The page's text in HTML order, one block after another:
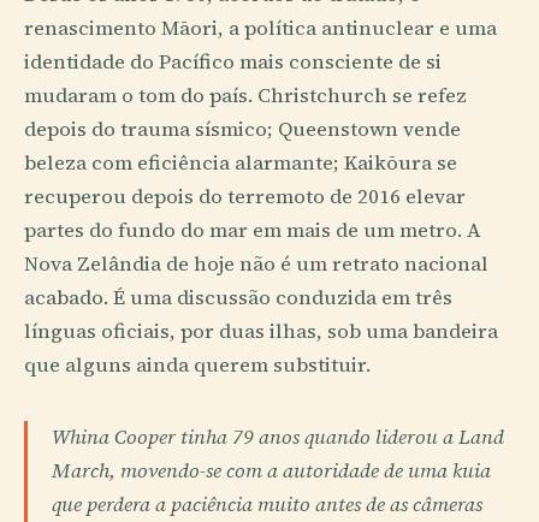
renascimento Māori, a política antinuclear e uma
identidade do Pacífico mais consciente de si
mudaram o tom do país. Christchurch se refez
depois do trauma sísmico; Queenstown vende
beleza com eficiência alarmante; Kaikōura se
recuperou depois do terremoto de 2016 elevar
partes do fundo do mar em mais de um metro. A
Nova Zelândia de hoje não é um retrato nacional
acabado. É uma discussão conduzida em três
línguas oficiais, por duas ilhas, sob uma bandeira
que alguns ainda querem substituir.
Whina Cooper tinha 79 anos quando liderou a Land
March, movendo-se com a autoridade de uma kuia
que perdera a paciência muito antes de as câmeras